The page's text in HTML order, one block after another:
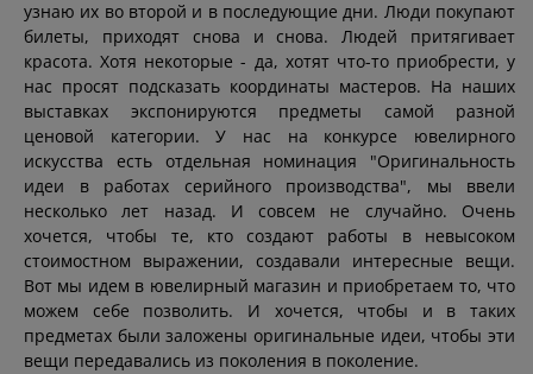
узнаю их во второй и в последующие дни. Люди покупают
билеты, приходят снова и снова. Людей притягивает
красота. Хотя некоторые - да, хотят что-то приобрести, у
нас просят подсказать координаты мастеров. На наших
выставках экспонируются предметы самой разной
ценовой категории. У нас на конкурсе ювелирного
искусства есть отдельная номинация "Оригинальность
идеи в работах серийного производства", мы ввели
несколько лет назад. И совсем не случайно. Очень
хочется, чтобы те, кто создают работы в невысоком
стоимостном выражении, создавали интересные вещи.
Вот мы идем в ювелирный магазин и приобретаем то, что
можем себе позволить. И хочется, чтобы и в таких
предметах были заложены оригинальные идеи, чтобы эти
вещи передавались из поколения в поколение.